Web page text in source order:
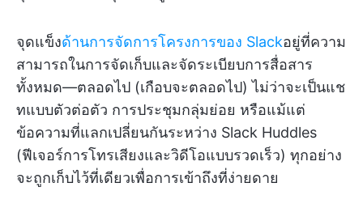
จุดแข็งด้านการจัดการโครงการของ Slackอยู่ที่ความ
สามารถในการจัดเก็บและจัดระเบียบการสื่อสาร
ทั้งหมด—ตลอดไป (เกือบจะตลอดไป) ไม่ว่าจะเป็นแช
ทแบบตัวต่อตัว การประชุมกลุ่มย่อย หรือแม้แต่
ข้อความที่แลกเปลี่ยนกันระหว่าง Slack Huddles
(ฟีเจอร์การโทรเสียงและวิดีโอแบบรวดเร็ว) ทุกอย่าง
จะถูกเก็บไว้ที่เดียวเพื่อการเข้าถึงที่ง่ายดาย